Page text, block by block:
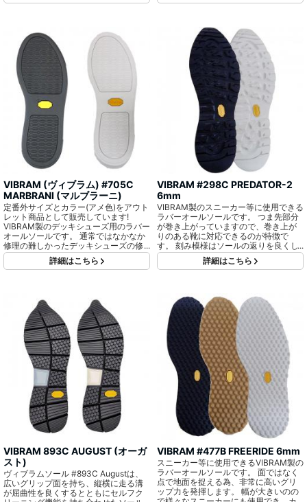
VIBRAM (ヴィブラム) #705C
MARBRANI (マルブラーニ)
定番外サイズとカラー(アメ色)をアウト
レット商品として販売しています!
VIBRAM製のデッキシューズ用のラバー
オールソールです。 通常ではなかなか
修理の難しかったデッキシューズの修
理を可能にするのがこのソールです。
カップにはめ込み、側面のラインに合
詳細はこちら
VIBRAM #298C PREDATOR-2
6mm
VIBRAM製のスニーカー等に使用できる
ラバーオールソールです。 つま先部分
が巻き上がっていますので、巻き上が
りのある靴に対応できるのが特徴で
す。 刻み模様はソールの返りを良くし
ます。
詳細はこちら
VIBRAM 893C AUGUST (オーガ
スト)
ヴィブラムソール #893C Augustは、
広いグリップ面を持ち、縦横に走る溝
が屈曲性を良くするとともにセルフク
VIBRAM #477B FREERIDE 6mm
スニーカー等に使用できるVIBRAM製の
ラバーオールソールです。 面ではなく
点で地面を捉える為、非常に高いグリ
ップ力を発揮します。 幅が大きいのの